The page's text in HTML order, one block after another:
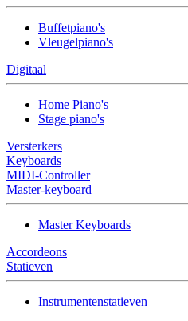
Buffetpiano's
Vleugelpiano's
Digitaal
Home Piano's
Stage piano's
Versterkers
Keyboards
MIDI-Controller
Master-keyboard
Master Keyboards
Accordeons
Statieven
Instrumentenstatieven